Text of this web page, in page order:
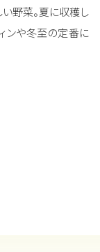
野菜。夏に収穫し
ンや冬至の定番に